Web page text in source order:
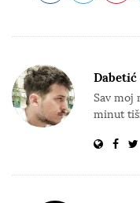
Sav moj
minut